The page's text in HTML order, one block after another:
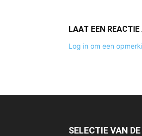
LAAT EEN
Log in om een
SELECTIE VAN